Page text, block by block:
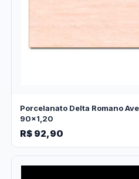
Porcelanato Delta Romano
90x1,20
R$ 92,90